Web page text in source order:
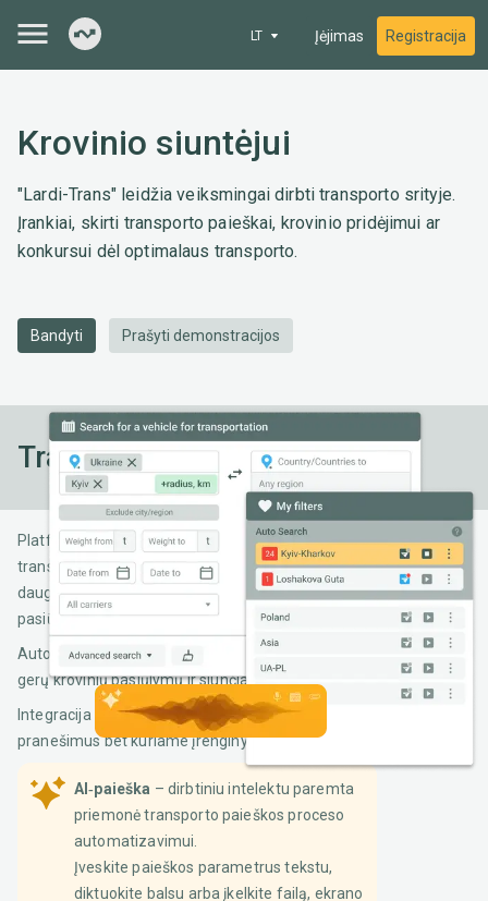
LT Įėjimas Registracija
Krovinio siuntėjui
"Lardi-Trans" leidžia veiksmingai dirbti transporto srityje.
Įrankiai, skirti transporto paieškai, krovinio pridėjimui ar
konkursui dėl optimalaus transporto.
Bandyti Prašyti demonstracijos
Transporto paieška
Platformoje "Lardi-Trans" yra universalus
transporto priemonių paieškos įrankis, turintis
daugybę parametrų, leidžiančių parinkti geriausius
pasiūlymus būtent Jums.
Automatinės paieškos funkcija padeda nepraleisti
gerų krovinių pasiūlymų ir siunčia pranešimus.
Integracija su Telegram leis greitai gauti
pranešimus bet kuriame įrenginyje.
AI‑paieška – dirbtiniu intelektu paremta
priemonė transporto paieškos proceso
automatizavimui.
Įveskite paieškos parametrus tekstu,
diktuokite balsu arba įkelkite failą, ekrano